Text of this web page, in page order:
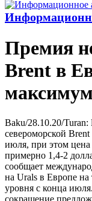
Премия
Brent в
Baku/28.10.20/
североморской
июля, при этом цена
примерно 1,4-2
сообщает
на Urals в Европе на
уровня с конца
сокращение